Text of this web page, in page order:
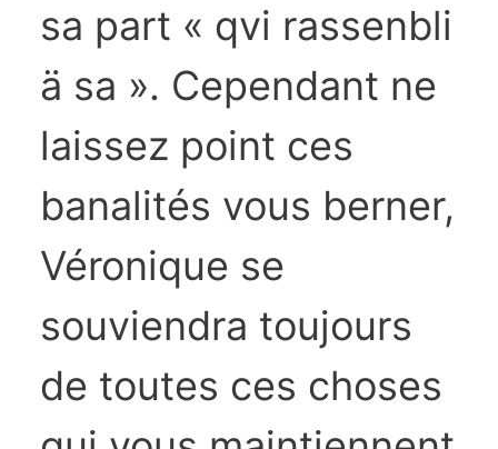
sa part « qvi rassenbli
ä sa ». Cependant ne
laissez point ces
banalités vous berner,
Véronique se
souviendra toujours
de toutes ces choses